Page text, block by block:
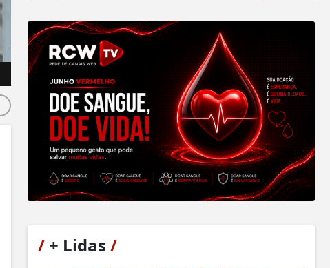
/+ Lidas /